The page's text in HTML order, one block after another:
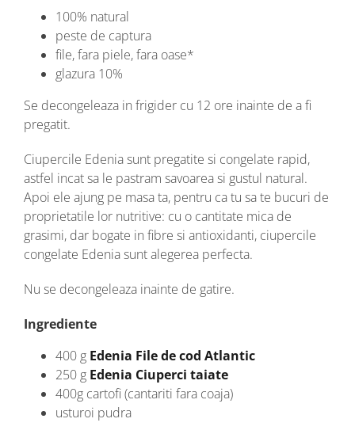
100% natural
peste de captura
file, fara piele, fara oase*
glazura 10%
Se decongeleaza in frigider cu 12 ore inainte de a fi
pregatit.
Ciupercile Edenia sunt pregatite si congelate rapid,
astfel incat sa le pastram savoarea si gustul natural.
Apoi ele ajung pe masa ta, pentru ca tu sa te bucuri de
proprietatile lor nutritive: cu o cantitate mica de
grasimi, dar bogate in fibre si antioxidanti, ciupercile
congelate Edenia sunt alegerea perfecta.
Nu se decongeleaza inainte de gatire.
Ingrediente
400 g Edenia File de cod Atlantic
250 g Edenia Ciuperci taiate
400g cartofi (cantariti fara coaja)
usturoi pudra